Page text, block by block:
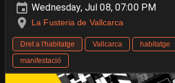
Wednesday, Jul 08, 07:00 PM
La Fusteria de Vallcarca
Dret a l'habitatge Vallcarca habitatge
manifestació